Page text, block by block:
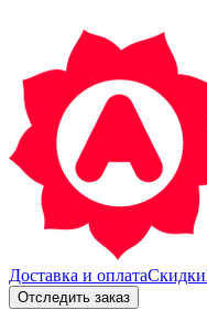
Доставка и оплатаСкидки
Отследить заказ